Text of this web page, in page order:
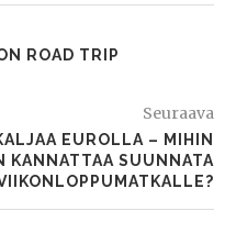
ROAD TRIP
Seuraava
EUROLLA – MIHIN
KANNATTAA SUUNNATA